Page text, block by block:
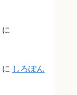
に
に しろぽん